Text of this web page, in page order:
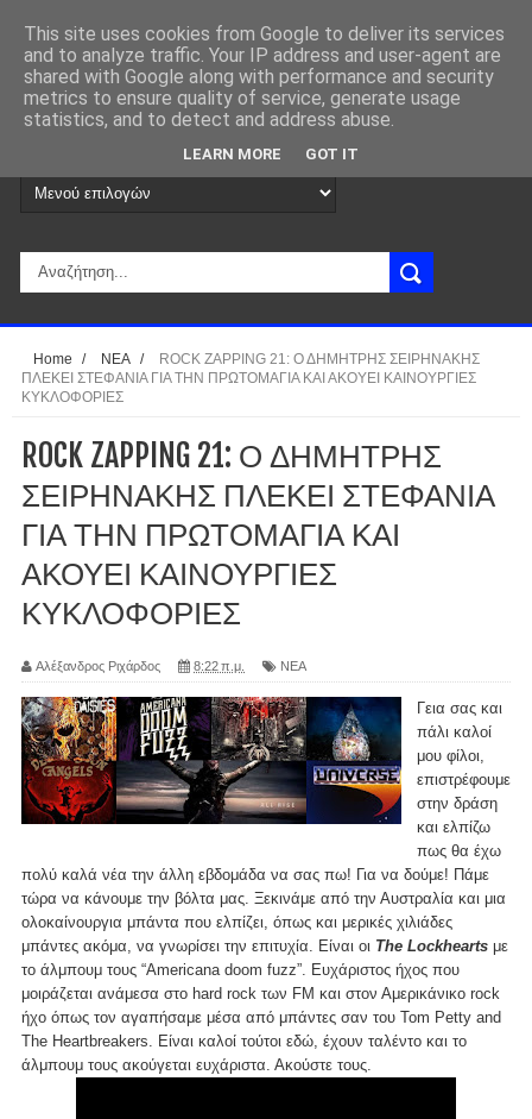
Home / ΝΕΑ /
ROCK ZAPPING 21: Ο ΔΗΜΗΤΡΗΣ ΣΕΙΡΗΝΑΚΗΣ
ΠΛΕΚΕΙ ΣΤΕΦΑΝΙΑ ΓΙΑ ΤΗΝ ΠΡΩΤΟΜΑΓΙΑ ΚΑΙ ΑΚΟΥΕΙ ΚΑΙΝΟΥΡΓΙΕΣ
ΚΥΚΛΟΦΟΡΙΕΣ
ROCK ZAPPING 21: Ο ΔΗΜΗΤΡΗΣ
ΣΕΙΡΗΝΑΚΗΣ ΠΛΕΚΕΙ ΣΤΕΦΑΝΙΑ
ΓΙΑ ΤΗΝ ΠΡΩΤΟΜΑΓΙΑ ΚΑΙ
ΑΚΟΥΕΙ ΚΑΙΝΟΥΡΓΙΕΣ
ΚΥΚΛΟΦΟΡΙΕΣ
Αλέξανδρος Ριχάρδος 8:22 π.μ. ΝΕΑ
Γεια σας και
πάλι καλοί
μου φίλοι,
επιστρέφουμε
στην δράση
και ελπίζω
πως θα έχω
πολύ καλά νέα την άλλη εβδομάδα να σας πω! Για να δούμε! Πάμε
τώρα να κάνουμε την βόλτα μας. Ξεκινάμε από την Αυστραλία και μια
ολοκαίνουργια μπάντα που ελπίζει, όπως και μερικές χιλιάδες
μπάντες ακόμα, να γνωρίσει την επιτυχία. Είναι οι The Lockhearts με
το άλμπουμ τους “Americana doom fuzz”. Ευχάριστος ήχος που
μοιράζεται ανάμεσα στο hard rock των FM και στον Αμερικάνικο rock
ήχο όπως τον αγαπήσαμε μέσα από μπάντες σαν του Tom Petty and
The Heartbreakers. Είναι καλοί τούτοι εδώ, έχουν ταλέντο και το
άλμπουμ τους ακούγεται ευχάριστα. Ακούστε τους.
This site uses cookies from Google to deliver its services
and to analyze traffic. Your IP address and user-agent are
shared with Google along with performance and security
metrics to ensure quality of service, generate usage
statistics, and to detect and address abuse.
LEARN MORE GOT IT